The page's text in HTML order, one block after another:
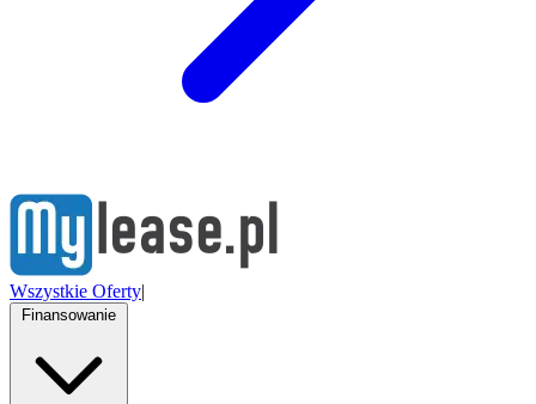
Wszystkie Oferty|